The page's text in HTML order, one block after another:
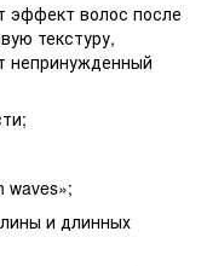
эффект волос после
текстуру,
непринужденный
waves»;
и длинных